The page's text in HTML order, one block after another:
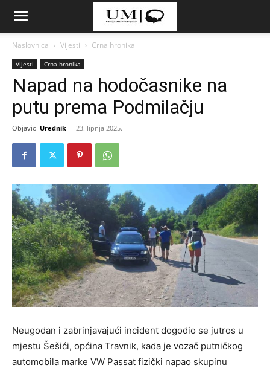
Naslovnica Vijesti Crna hronika
Vijesti Crna hronika
Napad na hodočasnike na
putu prema Podmilačju
Objavio Urednik - 23. lipnja 2025.
Neugodan i zabrinjavajući incident dogodio se jutros u
mjestu Šešići, općina Travnik, kada je vozač putničkog
automobila marke VW Passat fizički napao skupinu